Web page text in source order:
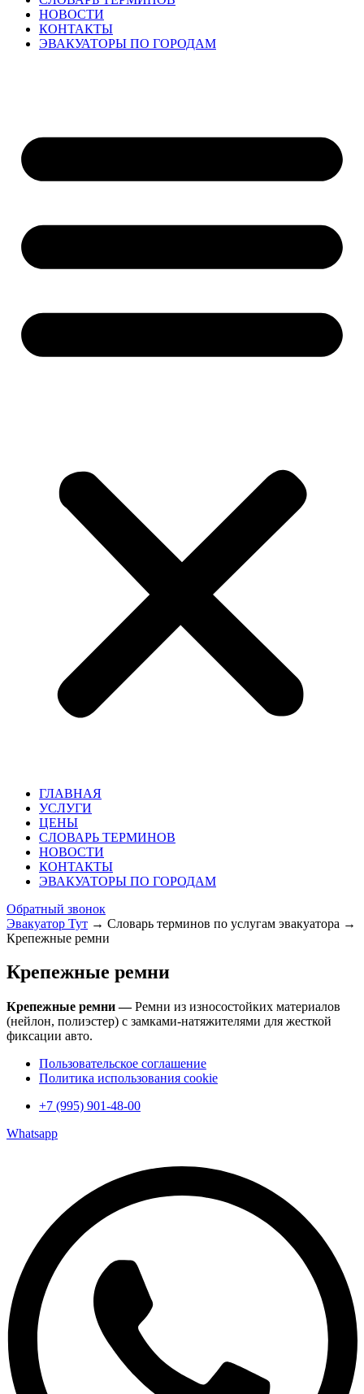
НОВОСТИ
КОНТАКТЫ
ЭВАКУАТОРЫ ПО ГОРОДАМ
ГЛАВНАЯ
УСЛУГИ
ЦЕНЫ
СЛОВАРЬ ТЕРМИНОВ
НОВОСТИ
КОНТАКТЫ
ЭВАКУАТОРЫ ПО ГОРОДАМ
Обратный звонок
Эвакуатор Тут → Словарь терминов по услугам эвакуатора →
Крепежные ремни
Крепежные ремни
Крепежные ремни —Ремни из износостойких материалов
(нейлон, полиэстер) с замками-натяжителями для жесткой
фиксации авто.
Пользовательское соглашение
Политика использования cookie
+7 (995) 901-48-00
Whatsapp